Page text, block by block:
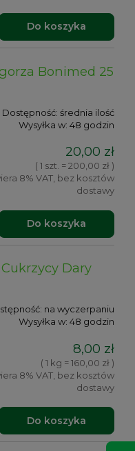
Do koszyka
Bonimed 25
Dostępność: średnia ilość
Wysyłka w: 48 godzin
20,00 zł
( 1 szt. = 200,00 zł )
8% VAT, bez kosztów
dostawy
Do koszyka
Dary
na wyczerpaniu
Wysyłka w: 48 godzin
8,00 zł
( 1 kg = 160,00 zł )
8% VAT, bez kosztów
dostawy
Do koszyka